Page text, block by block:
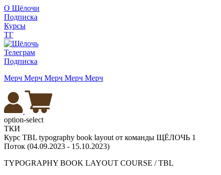
О Щёлочи
Подписка
Курсы
ТГ
Телеграм
Подписка
Мерч Мерч Мерч Мерч Мерч
option-select
ТКИ
Курс TBL typography book layout от команды ЩЁЛОЧЬ 1
Поток (04.09.2023 - 15.10.2023)
TYPOGRAPHY BOOK LAYOUT COURSE / TBL